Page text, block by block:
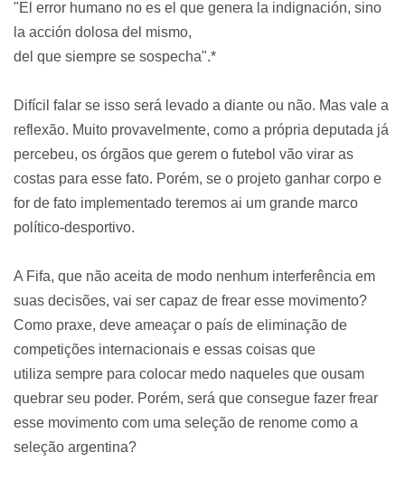
"El error humano no es el que genera la indignación, sino
la acción dolosa del mismo,
del que siempre se sospecha".*
Difícil falar se isso será levado a diante ou não. Mas vale a
reflexão. Muito provavelmente, como a própria deputada já
percebeu, os órgãos que gerem o futebol vão virar as
costas para esse fato. Porém, se o projeto ganhar corpo e
for de fato implementado teremos ai um grande marco
político-desportivo.
A Fifa, que não aceita de modo nenhum interferência em
suas decisões, vai ser capaz de frear esse movimento?
Como praxe, deve ameaçar o país de eliminação de
competições internacionais e essas coisas que
utiliza sempre para colocar medo naqueles que ousam
quebrar seu poder. Porém, será que consegue fazer frear
esse movimento com uma seleção de renome como a
seleção argentina?